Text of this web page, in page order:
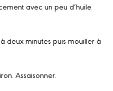
avec un peu d’huile
deux minutes puis mouiller à
Assaisonner.